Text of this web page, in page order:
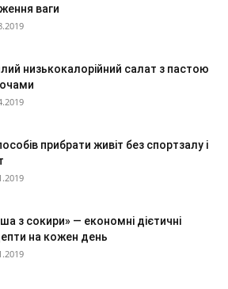
ваги
низькокалорійний салат з пастою
прибрати живіт без спортзалу і
з сокири» — економні дієтичні
на кожен день